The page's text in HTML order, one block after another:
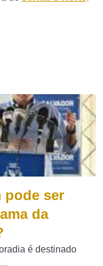
pode ser
da
é destinado